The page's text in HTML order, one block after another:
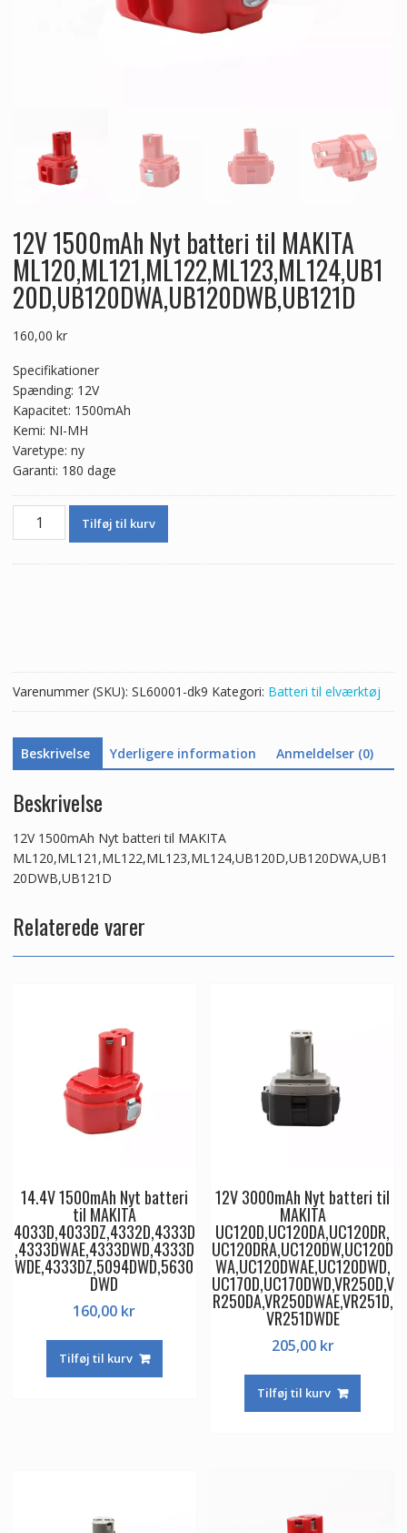
12V 1500mAh Nyt batteri til MAKITA
ML120,ML121,ML122,ML123,ML124,UB1
20D,UB120DWA,UB120DWB,UB121D
160,00 kr
Specifikationer
Spænding: 12V
Kapacitet: 1500mAh
Kemi: NI-MH
Varetype: ny
Garanti: 180 dage
1500mAh
Tilføj til kurv
Varenummer (SKU): SL60001-dk9 Kategori: Batteri til elværktøj
Beskrivelse Yderligere information Anmeldelser (0)
Beskrivelse
12V 1500mAh Nyt batteri til MAKITA
ML120,ML121,ML122,ML123,ML124,UB120D,UB120DWA,UB1
20DWB,UB121D
Relaterede varer
14.4V 1500mAh Nyt batteri
til MAKITA
4033D,4033DZ,4332D,4333D
,4333DWAE,4333DWD,4333D
WDE,4333DZ,5094DWD,5630
DWD
160,00 kr
Tilføj til kurv
12V 3000mAh Nyt batteri til
MAKITA
UC120D,UC120DA,UC120DR,
UC120DRA,UC120DW,UC120D
WA,UC120DWAE,UC120DWD,
UC170D,UC170DWD,VR250D,V
R250DA,VR250DWAE,VR251D,
VR251DWDE
205,00 kr
Tilføj til kurv